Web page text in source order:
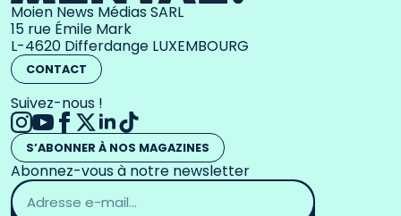
Moien News Médias SARL
15 rue Émile Mark
L-4620 Differdange LUXEMBOURG
CONTACT
Suivez-nous !
S’ABONNER À NOS MAGAZINES
Abonnez-vous à notre newsletter
Adresse
email